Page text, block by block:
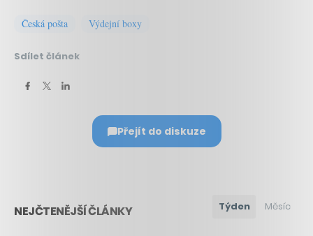
Česká pošta Výdejní boxy
Sdílet článek
Přejít do diskuze
NEJČTENĚJŠÍ ČLÁNKY Týden Měsíc